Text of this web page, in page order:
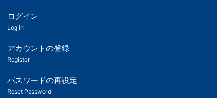
ツ
匿
名
ユ
ー
ログイン
Log in
アカウントの登録
Register
パスワードの再設定
Reset Password